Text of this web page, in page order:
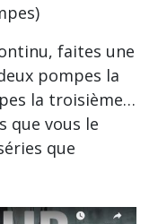
faites une
pompes la
la troisième…
que vous le
que